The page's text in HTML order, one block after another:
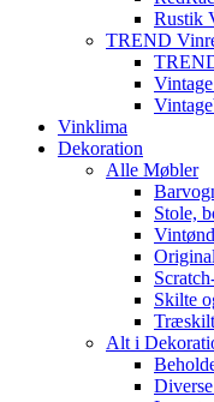
Rustik
TREND
Vinklima
Dekoration
Alle Møbler
Stole,
Skilte
Alt i